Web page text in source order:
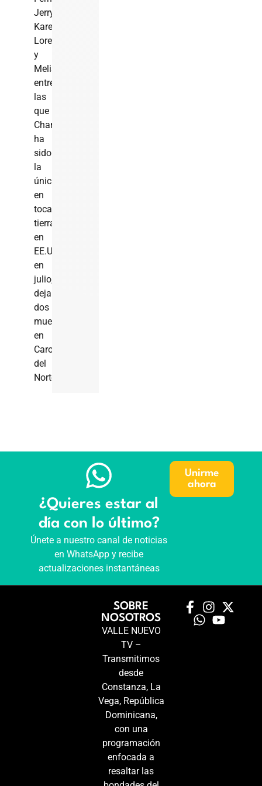
Jerry,
Karen,
Lorenzo
y
Melissa,
entre
las
que
Chantal
ha
sido
la
única
en
tocar
tierra
en
EE.UU.
en
julio,
dejando
dos
muertos
en
Carolina
del
Norte.
¿Quieres estar al
día con lo último?
Únete a nuestro canal de noticias
en WhatsApp y recibe
actualizaciones instantáneas
Unirme
ahora
SOBRE
NOSOTROS
VALLE NUEVO
TV –
Transmitimos
desde
Constanza, La
Vega, República
Dominicana,
con una
programación
enfocada a
resaltar las